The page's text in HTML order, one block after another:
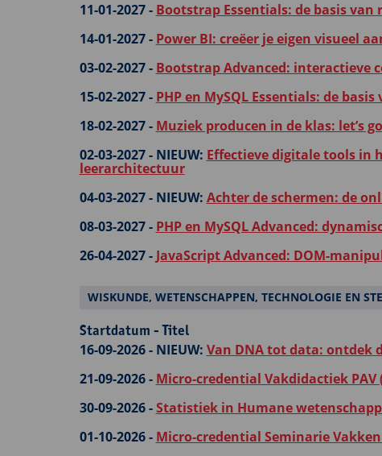
11-01-2027 - Bootstrap Essentials: de basis van
14-01-2027 - Power BI: creëer je eigen visueel
03-02-2027 - Bootstrap Advanced: interactieve
15-02-2027 - PHP en MySQL Essentials: de
18-02-2027 - Muziek producen in de klas: let’s
02-03-2027 - NIEUW: Effectieve digitale tools in
leerarchitectuur
04-03-2027 - NIEUW: Achter de schermen: de
08-03-2027 - PHP en MySQL Advanced:
26-04-2027 - JavaScript Advanced: DOM-
WISKUNDE, WETENSCHAPPEN, TECHNOLOGIE EN
Startdatum - Titel
16-09-2026 - NIEUW: Van DNA tot data: ontdek
21-09-2026 - Micro-credential Vakdidactiek PAV
30-09-2026 -Statistiek in Humane
01-10-2026 - Micro-credential Seminarie